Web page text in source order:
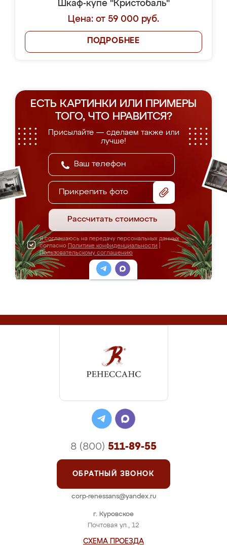
Шкаф-купе "Кристобаль"
Цена: от 59 000 руб.
ПОДРОБНЕЕ
ЕСТЬ КАРТИНКИ ИЛИ ПРИМЕРЫ
ТОГО, ЧТО НРАВИТСЯ?
Присылайте — сделаем также или
лучше!
Прикрепить фото
Рассчитать стоимость
Я соглашаюсь на передачу персональных данных
согласно Политике конфиденциальности
Пользовательскому соглашению
г. Куровское
Почтовая ул., 12
СХЕМА ПРОЕЗДА
8 (800) 511-89-55
ОБРАТНЫЙ ЗВОНОК
corp-renessans@yandex.ru